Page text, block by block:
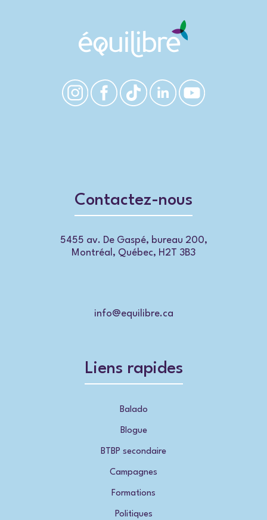
Contactez-nous
5455 av. De Gaspé, bureau 200,
Montréal, Québec, H2T 3B3
info@equilibre.ca
Liens rapides
Balado
Blogue
BTBP secondaire
Campagnes
Formations
Politiques